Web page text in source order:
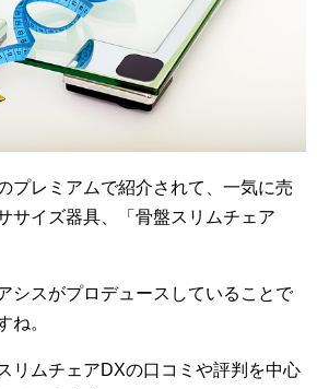
プレミアムで紹介されて、一気に売
サイズ器具、「骨盤スリムチェア
シスがプロデュースしていることで
ね。
リムチェアDXの口コミや評判を中心